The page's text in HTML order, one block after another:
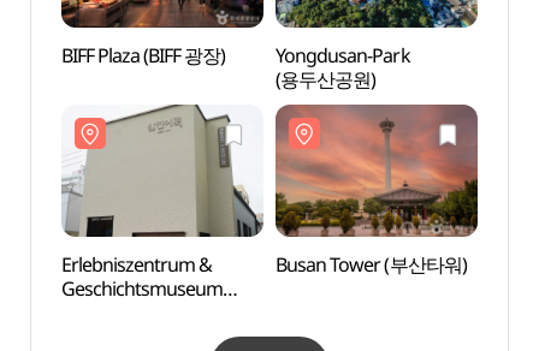
BIFF Plaza (BIFF 광장)
Yongdusan-Park
(용두산공원)
Erlebniszentrum &
Geschichtsmuseum
(삼진어묵체험·역사관)
Busan Tower (부산타워)